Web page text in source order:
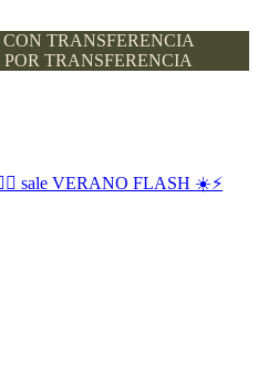
TRANSFERENCIA
TRANSFERENCIA
sale VERANO FLASH ☀️⚡️